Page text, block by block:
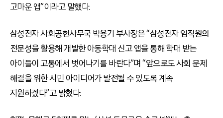
고마운 앱”이라고 말했다.
삼성전자 사회공헌사무국 박용기 부사장은 “삼성전자 임직원의
전문성을 활용해 개발한 아동학대 신고 앱을 통해 학대 받는
아이들이 고통에서 벗어나기를 바란다”며 “앞으로도 사회 문제
해결을 위한 시민 아이디어가 발전될 수 있도록 계속
지원하겠다”고 밝혔다.